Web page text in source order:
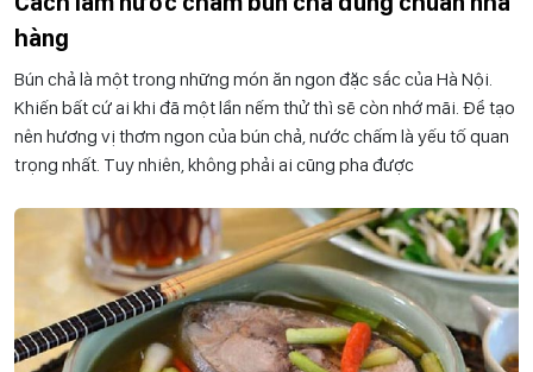
hàng
Bún chả là một trong những món ăn ngon đặc sắc của Hà Nội.
Khiến bất cứ ai khi đã một lần nếm thử thì sẽ còn nhớ mãi. Để tạo
nên hương vị thơm ngon của bún chả, nước chấm là yếu tố quan
trọng nhất. Tuy nhiên, không phải ai cũng pha được